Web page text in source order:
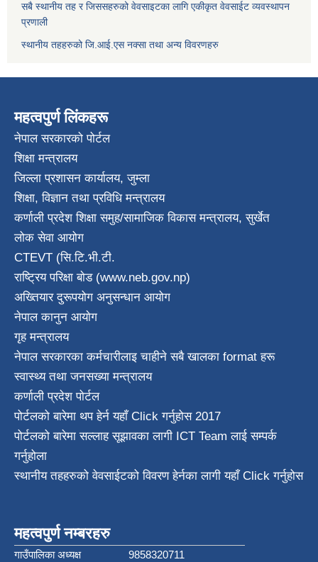
सबै स्थानीय तह र जिससहरुको वेवसाइटका लागि एकीकृत वेवसाईट व्यवस्थापन
प्रणाली
स्थानीय तहहरुको जि.आई.एस नक्सा तथा अन्य विवरणहरु
महत्वपुर्ण लिंकहरू
नेपाल सरकारको पोर्टल
शिक्षा मन्त्रालय
जिल्ला प्रशासन कार्यालय, जुम्ला
शिक्षा, विज्ञान तथा प्रविधि मन्त्रालय
कर्णाली प्रदेश शिक्षा समुह/सामाजिक विकास मन्त्रालय, सुर्खेत
लोक सेवा आयोग
CTEVT (सि.टि.भी.टी.
राष्ट्रिय परिक्षा बाेड (www.neb.gov.np)
अख्तियार दुरूपयोग अनुसन्धान आयोग
नेपाल कानुन आयाेग
गृह मन्त्रालय
नेपाल सरकारका कर्मचारीलाइ चाहीने सबै खालका format हरू
स्वास्थ्य तथा जनस‌ख्या मन्त्रालय
कर्णाली प्रदेश पाेर्टल
पोर्टलको बारेमा थप हेर्नयहाँ Click गर्नुहोस2017
पोर्टलको बारेमा सल्लाह सूझावका लागी ICT Teamलाई सम्पर्क
गर्नुहोला
स्थानीय तहहरुको वेवसाईटको विवरण हेर्नका लागी यहाँ Click गर्नुहोस
महत्वपुर्ण नम्बरहरु
गाउँपालिका अध्यक्ष
9858320711